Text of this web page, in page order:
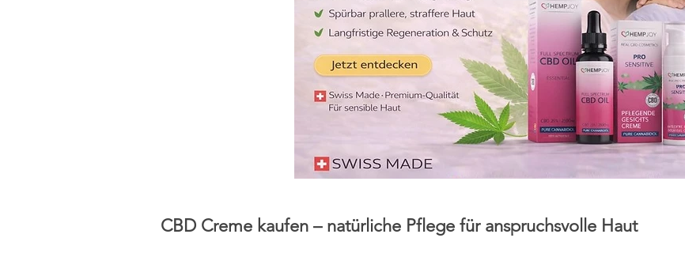
CBD Creme kaufen – natürliche Pflege für anspruchsvolle Haut